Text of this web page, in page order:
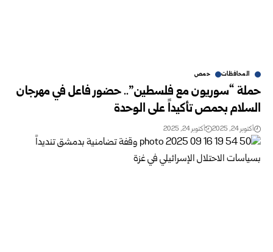
المحافظات حمص
حملة “سوريون مع فلسطين”.. حضور فاعل في مهرجان
السلام بحمص تأكيداً على الوحدة
أكتوبر 24, 2025 أكتوبر 24, 2025